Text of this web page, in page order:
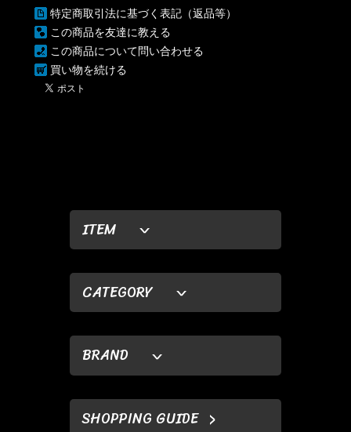
ITEM
CATEGORY
BRAND
SHOPPING GUIDE
特定商取引法に基づく表記（返品等）
この商品を友達に教える
この商品について問い合わせる
買い物を続ける